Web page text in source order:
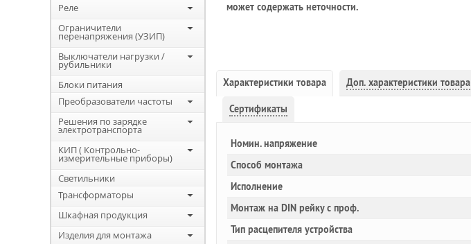
Реле
Ограничители
перенапряжения (УЗИП)
Выключатели нагрузки /
рубильники
Блоки питания
Преобразователи частоты
Решения по зарядке
электротранспорта
КИП ( Контрольно-
измерительные приборы)
Светильники
Трансформаторы
Шкафная продукция
Изделия для монтажа
может содержать неточности.
Характеристики товара Доп. характеристики товара
Сертификаты
Номин. напряжение
Способ монтажа
Исполнение
Монтаж на DIN рейку с проф.
Тип расцепителя устройства